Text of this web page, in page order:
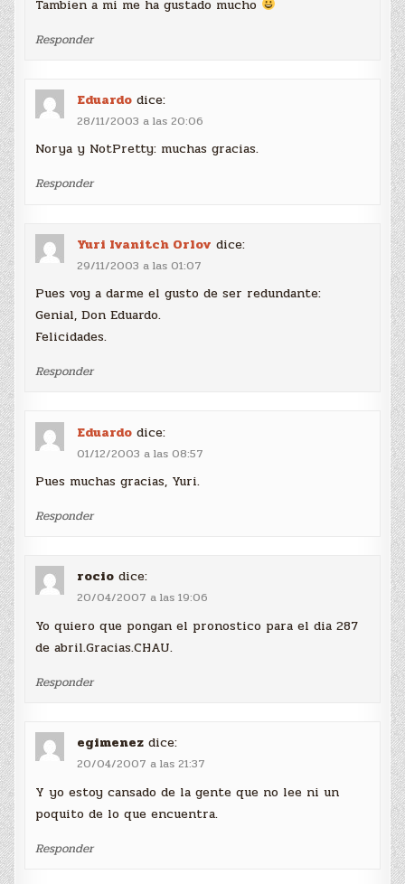
Tambien a mi me ha gustado mucho
Responder
Eduardo dice:
28/11/2003 a las 20:06
Norya y NotPretty: muchas gracias.
Responder
Yuri Ivanitch Orlov dice:
29/11/2003 a las 01:07
Pues voy a darme el gusto de ser redundante:
Genial, Don Eduardo.
Felicidades.
Responder
Eduardo dice:
01/12/2003 a las 08:57
Pues muchas gracias, Yuri.
Responder
rocio dice:
20/04/2007 a las 19:06
Yo quiero que pongan el pronostico para el dia 287
de abril.Gracias.CHAU.
Responder
egimenez dice:
20/04/2007 a las 21:37
Y yo estoy cansado de la gente que no lee ni un
poquito de lo que encuentra.
Responder